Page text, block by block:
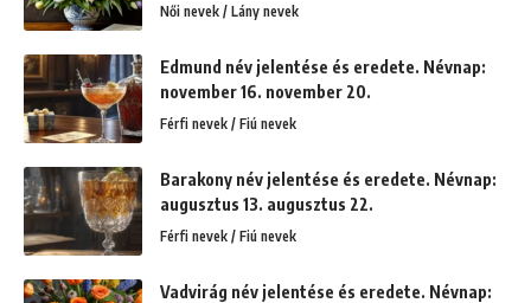
Női nevek / Lány nevek
Edmund név jelentése és eredete. Névnap:
november 16. november 20.
Férfi nevek / Fiú nevek
Barakony név jelentése és eredete. Névnap:
augusztus 13. augusztus 22.
Férfi nevek / Fiú nevek
Vadvirág név jelentése és eredete. Névnap: